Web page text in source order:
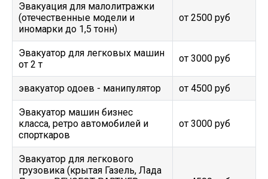
Эвакуация для малолитражки
(отечественные модели и
иномарки до 1,5 тонн)
от 2500 руб
Эвакуатор для легковых машин
от 2 т
от 3000 руб
эвакуатор одоев - манипулятор от 4500 руб
Эвакуатор машин бизнес
класса, ретро автомобилей и
спорткаров
от 3000 руб
Эвакуатор для легкового
грузовика (крытая Газель, Лада